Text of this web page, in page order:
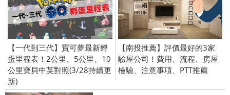
【一代到三代】寶可夢最新孵
蛋里程表！2公里、5公里、10
公里寶貝中英對照(3/28持續更
新)
【南投推薦】評價最好的3家
驗屋公司！費用、流程、房屋
檢驗、注意事項、PTT推薦